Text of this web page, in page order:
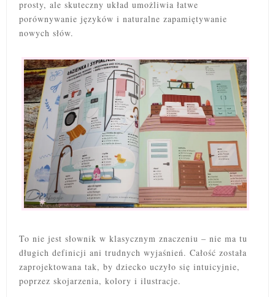
prosty, ale skuteczny układ umożliwia łatwe
porównywanie języków i naturalne zapamiętywanie
nowych słów.
To nie jest słownik w klasycznym znaczeniu – nie ma tu
długich definicji ani trudnych wyjaśnień. Całość została
zaprojektowana tak, by dziecko uczyło się intuicyjnie,
poprzez skojarzenia, kolory i ilustracje.